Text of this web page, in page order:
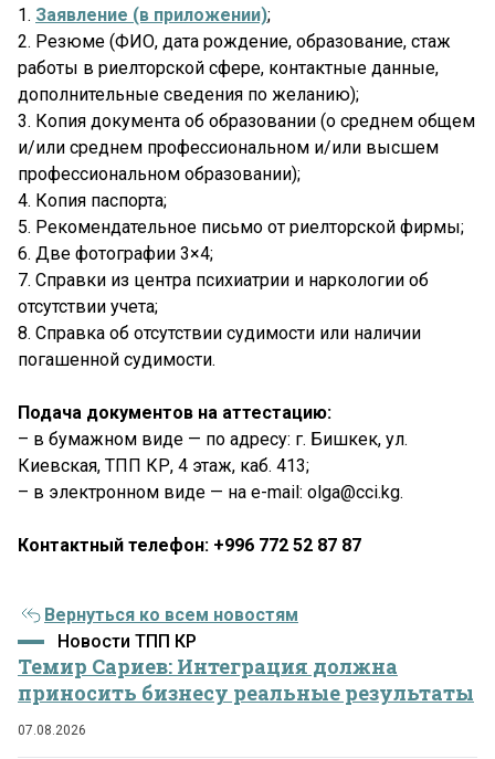
1. Заявление (в приложении);
2. Резюме (ФИО, дата рождение, образование, стаж
работы в риелторской сфере, контактные данные,
дополнительные сведения по желанию);
3. Копия документа об образовании (о среднем общем
и/или среднем профессиональном и/или высшем
профессиональном образовании);
4. Копия паспорта;
5. Рекомендательное письмо от риелторской фирмы;
6. Две фотографии 3×4;
7. Справки из центра психиатрии и наркологии об
отсутствии учета;
8. Справка об отсутствии судимости или наличии
погашенной судимости.
Подача документов на аттестацию:
– в бумажном виде — по адресу: г. Бишкек, ул.
Киевская, ТПП КР, 4 этаж, каб. 413;
– в электронном виде — на e-mail: olga@cci.kg.
Контактный телефон: +996 772 52 87 87
Вернуться ко всем новостям
Новости ТПП КР
Темир Сариев: Интеграция должна
приносить бизнесу реальные результаты
07.08.2026